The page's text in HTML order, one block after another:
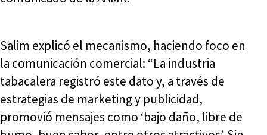
Salim explicó el mecanismo, haciendo foco en
la comunicación comercial: “La industria
tabacalera registró este dato y, a través de
estrategias de marketing y publicidad,
promovió mensajes como ‘bajo daño, libre de